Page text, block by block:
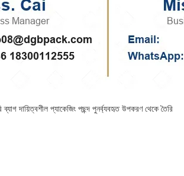
ব্যাগ দায়িত্বশীল প্যাকেজিং পছন্দ পুনর্ব্যবহৃত উপকরণ থেকে তৈরি